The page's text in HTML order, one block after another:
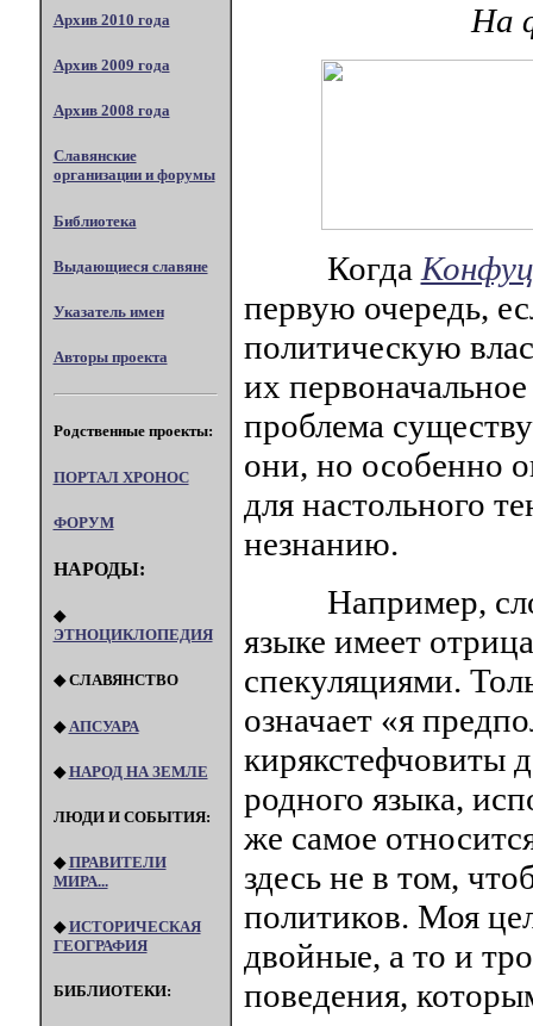
Архив 2010 года
Архив 2009 года
Архив 2008 года
Славянские
организации и форумы
Библиотека
Выдающиеся славяне
Указатель имен
Авторы проекта
Родственные проекты:
ПОРТАЛ XPOHOC
ФОРУМ
НАРОДЫ:
◆
ЭТНОЦИКЛОПЕДИЯ
◆ СЛАВЯНСТВО
◆ АПСУАРА
◆НАРОД НА ЗЕМЛЕ
ЛЮДИ И СОБЫТИЯ:
◆ПРАВИТЕЛИ
МИРА...
◆ИСТОРИЧЕСКАЯ
ГЕОГРАФИЯ
БИБЛИОТЕКИ:
На
Когда
первую очередь,
политическую
их
проблема
они, но особенно
для настольного
незнанию.
Например,
языке имеет
спекуляциями.
означает «я
кирякстефчовиты
родного языка,
же самое
здесь не в том,
политиков. Моя
двойные, а то и
поведения,